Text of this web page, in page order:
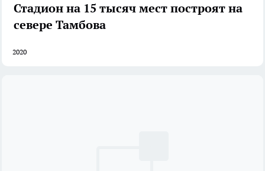
Стадион на 15 тысяч мест построят на
севере Тамбова
2020